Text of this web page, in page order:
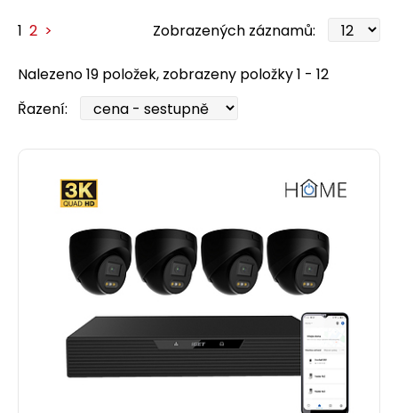
1 2 > Zobrazených záznamů:
Nalezeno 19 položek, zobrazeny položky 1 - 12
Řazení: